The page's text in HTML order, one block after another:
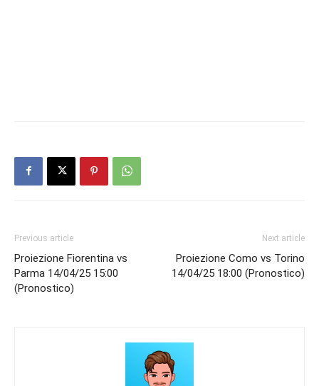
Previous article
Proiezione Fiorentina vs
Parma 14/04/25 15:00
(Pronostico)
Next article
Proiezione Como vs Torino
14/04/25 18:00 (Pronostico)